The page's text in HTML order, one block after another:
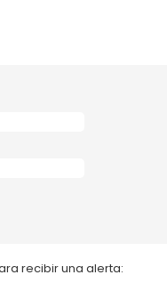
recibir una alerta: